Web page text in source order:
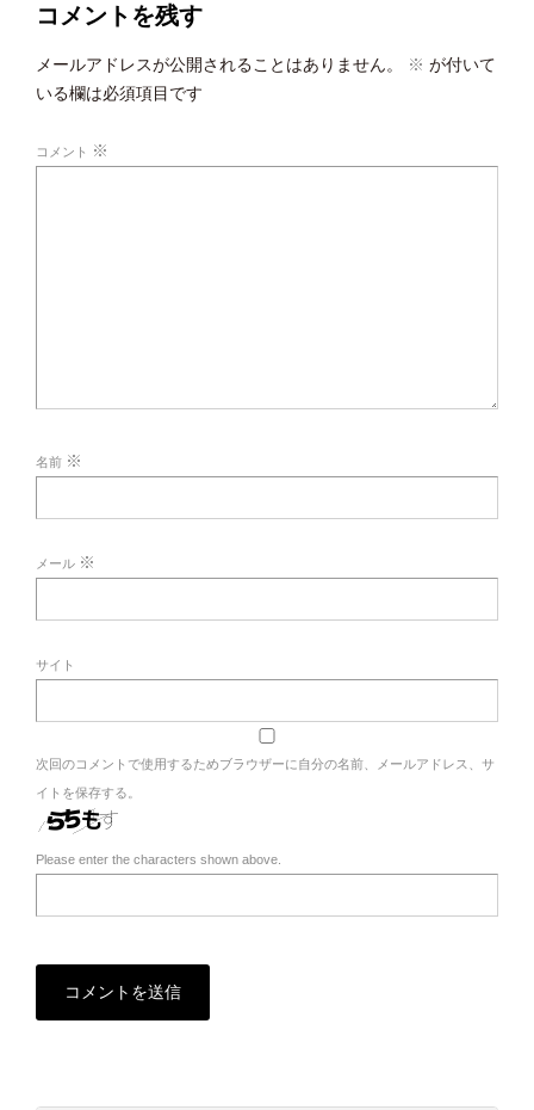
コメントを残す
メールアドレスが公開されることはありません。 ※ が付いて
いる欄は必須項目です
コメント ※
名前 ※
メール ※
サイト
次回のコメントで使用するためブラウザーに自分の名前、メールアドレス、サ
イトを保存する。
Please enter the characters shown above.